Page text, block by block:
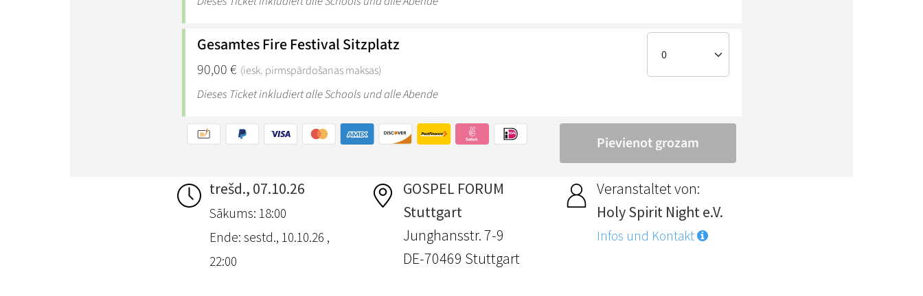
trešd., 07.10.26
Sākums: 18:00
Ende: sestd., 10.10.26 ,
22:00
GOSPEL FORUM
Stuttgart
Junghansstr. 7-9
DE-70469 Stuttgart
Veranstaltet von:
Holy Spirit Night e.V.
Infos und Kontakt